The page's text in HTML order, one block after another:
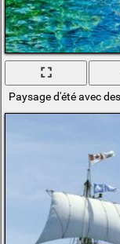
Paysage d'été avec